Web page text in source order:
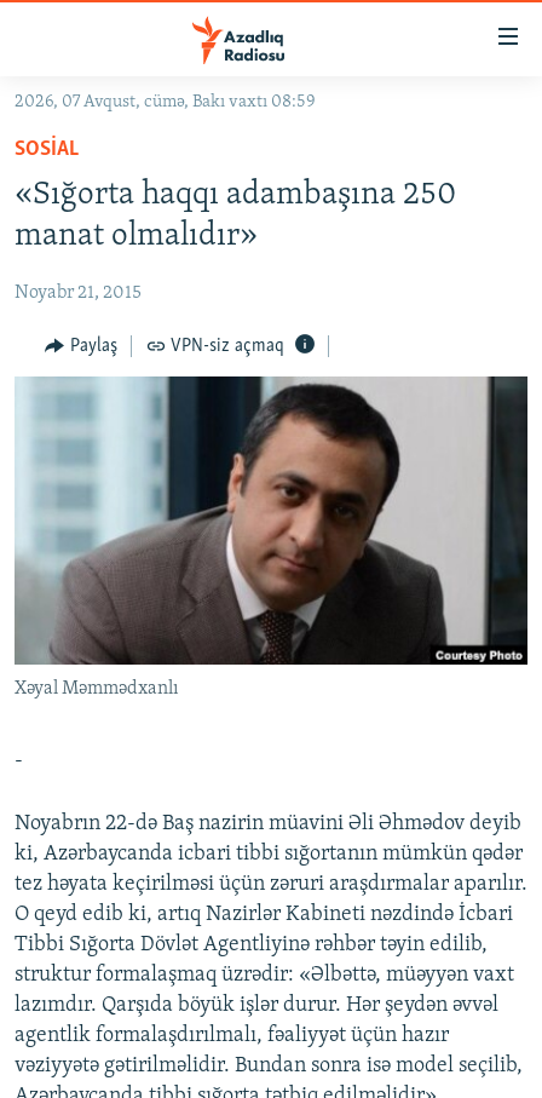
Əsas
qayıt
Əsas
naviqasiyaya
qayıt
Axtarışa
GÜNDƏM
KORRUPSIOMETR
FƏRQƏ BAX
QANUNI DOĞRU
ARAŞDIRMA
MULTIMEDIA
FOTOQALEREYA
İNFOQRAFIKA
KARIKATURA
RADIO ARXIV
AZƏRBAYCAN ƏDƏBIYYATI KITABXANASI
İSLAM VƏ DEMOKRATIYA
İZ - MƏDƏNIYYƏT PROQRAMI
MISSIYAMIZ
PEŞƏ ETIKASI VƏ JURNALISTIKA STANDARTLARIMIZ
MATERIALLARIMIZDAN ISTIFADƏ
AZADLIQRADIOSU MOBIL TELEFONUNUZDA
RFE/RL-in bütün saytları
2026, 07 Avqust, cümə, Bakı vaxtı 08:59
SOSIAL
«Sığorta haqqı adambaşına 250
manat olmalıdır»
Noyabr 21, 2015
Paylaş VPN-siz açmaq
Xəyal Məmmədxanlı
-
Noyabrın 22-də Baş nazirin müavini Əli Əhmədov deyib
ki, Azərbaycanda icbari tibbi sığortanın mümkün qədər
tez həyata keçirilməsi üçün zəruri araşdırmalar aparılır.
O qeyd edib ki, artıq Nazirlər Kabineti nəzdində İcbari
Tibbi Sığorta Dövlət Agentliyinə rəhbər təyin edilib,
struktur formalaşmaq üzrədir: «Əlbəttə, müəyyən vaxt
lazımdır. Qarşıda böyük işlər durur. Hər şeydən əvvəl
agentlik formalaşdırılmalı, fəaliyyət üçün hazır
vəziyyətə gətirilməlidir. Bundan sonra isə model seçilib,